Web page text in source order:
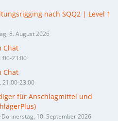
nach SQQ2 | Level 1
8. August 2026
Chat
23:00
Chat
21:00-23:00
für Anschlagmittel und
10. September 2026